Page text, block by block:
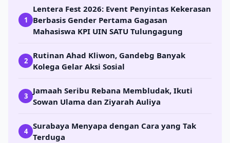
1
Lentera Fest 2026: Event Penyintas Kekerasan
Berbasis Gender Pertama Gagasan
Mahasiswa KPI UIN SATU Tulungagung
2
Rutinan Ahad Kliwon, Gandebg Banyak
Kolega Gelar Aksi Sosial
3
Jamaah Seribu Rebana Membludak, Ikuti
Sowan Ulama dan Ziyarah Auliya
4
Surabaya Menyapa dengan Cara yang Tak
Terduga